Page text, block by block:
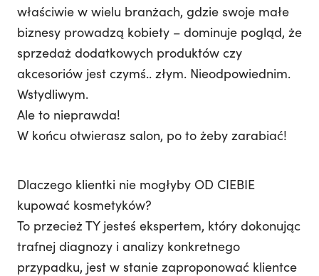
właściwie w wielu branżach, gdzie swoje małe
biznesy prowadzą kobiety – dominuje pogląd, że
sprzedaż dodatkowych produktów czy
akcesoriów jest czymś.. złym. Nieodpowiednim.
Wstydliwym.
Ale to nieprawda!
W końcu otwierasz salon, po to żeby zarabiać!
Dlaczego klientki nie mogłyby OD CIEBIE
kupować kosmetyków?
To przecież TY jesteś ekspertem, który dokonując
trafnej diagnozy i analizy konkretnego
przypadku, jest w stanie zaproponować klientce